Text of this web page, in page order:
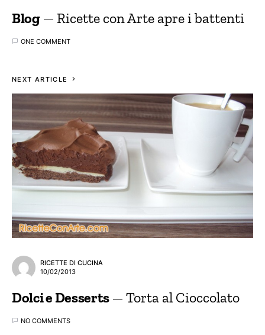
Blog Ricette con Arte apre i battenti
ONE COMMENT
NEXT ARTICLE
RICETTE DI CUCINA
10/02/2013
Dolci e Desserts Torta al Cioccolato
NO COMMENTS